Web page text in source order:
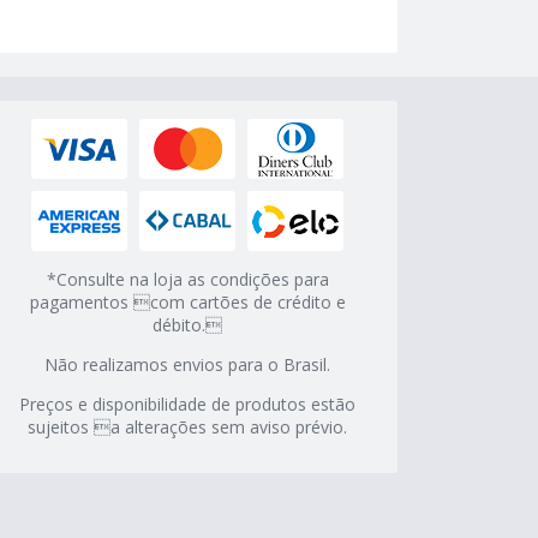
*Consulte na loja as condições para
pagamentos com cartões de crédito e
débito.
Não realizamos envios para o Brasil.
Preços e disponibilidade de produtos estão
sujeitos a alterações sem aviso prévio.